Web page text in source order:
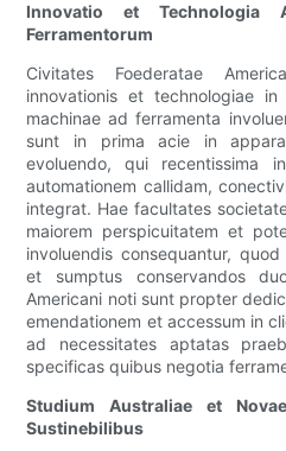
Innovatio et Technologia
Ferramentorum
Civitates Foederatae
innovationis et technologiae
machinae ad ferramenta
sunt in prima acie in
evoluendo, qui recentissima
automationem callidam,
integrat. Hae facultates
maiorem perspicuitatem et
involuendis consequantur,
et sumptus conservandos
Americani noti sunt propter
emendationem et accessum in
ad necessitates aptatas
specificas quibus negotia
Studium Australiae et
Sustinebilibus